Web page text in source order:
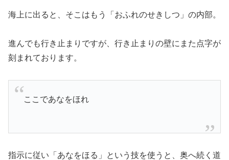
海上に出ると、そこはもう「おふれのせきしつ」の内部。
進んでも行き止まりですが、行き止まりの壁にまた点字が
刻まれております。
ここであなをほれ
指示に従い「あなをほる」という技を使うと、奥へ続く道